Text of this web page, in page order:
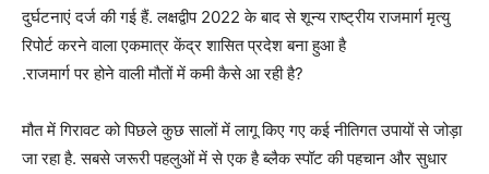
दुर्घटनाएं दर्ज की गई हैं. लक्षद्वीप 2022 के बाद से शून्य राष्ट्रीय राजमार्ग मृत्यु
रिपोर्ट करने वाला एकमात्र केंद्र शासित प्रदेश बना हुआ है
.राजमार्ग पर होने वाली मौतों में कमी कैसे आ रही है?
मौत में गिरावट को पिछले कुछ सालों में लागू किए गए कई नीतिगत उपायों से जोड़ा
जा रहा है. सबसे जरूरी पहलुओं में से एक है ब्लैक स्पॉट की पहचान और सुधार